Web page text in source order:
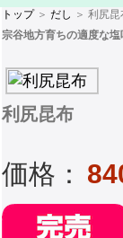
トップ＞だし ＞ 利尻昆
宗谷地方育ちの適度な
利尻昆布
価格：